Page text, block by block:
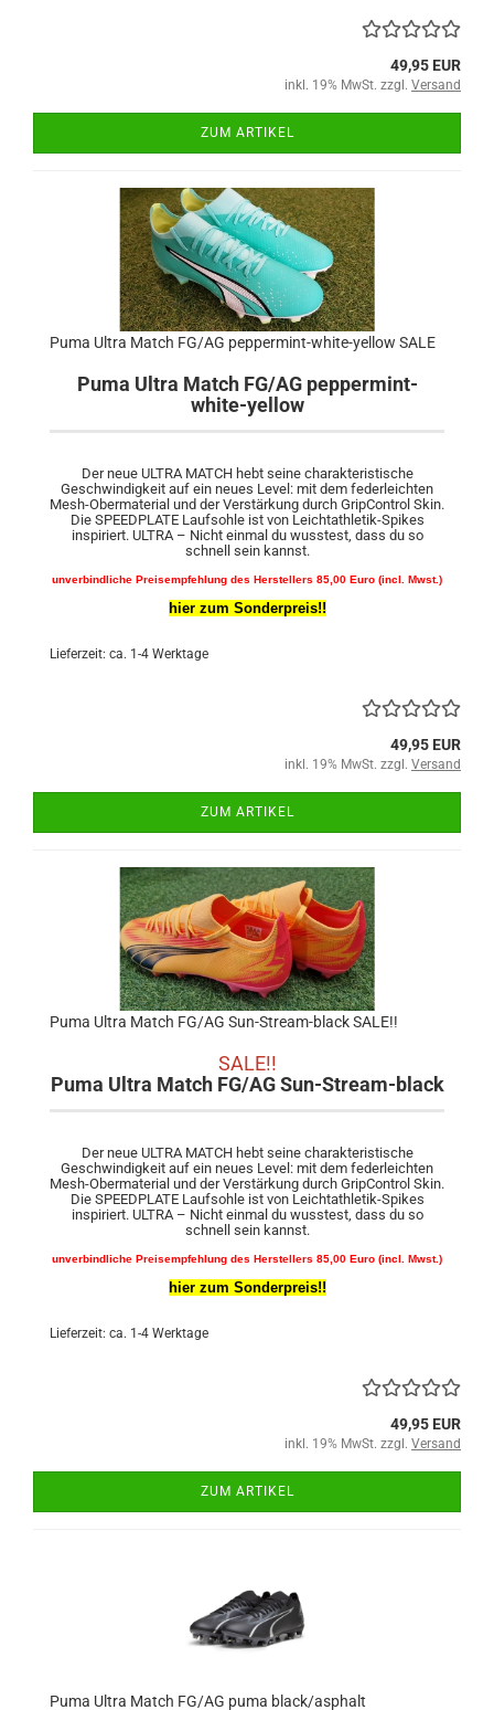
49,95 EUR
inkl. 19% MwSt. zzgl. Versand
ZUM ARTIKEL
Puma Ultra Match FG/AG peppermint-white-yellow SALE
Puma Ultra Match FG/AG peppermint-
white-yellow
Der neue ULTRA MATCH hebt seine charakteristische
Geschwindigkeit auf ein neues Level: mit dem federleichten
Mesh-Obermaterial und der Verstärkung durch GripControl Skin.
Die SPEEDPLATE Laufsohle ist von Leichtathletik-Spikes
inspiriert. ULTRA – Nicht einmal du wusstest, dass du so
schnell sein kannst.
unverbindliche Preisempfehlung des Herstellers 85,00 Euro (incl. Mwst.)
hier zum Sonderpreis!!
Lieferzeit: ca. 1-4 Werktage
49,95 EUR
inkl. 19% MwSt. zzgl. Versand
ZUM ARTIKEL
Puma Ultra Match FG/AG Sun-Stream-black SALE!!
SALE!!
Puma Ultra Match FG/AG Sun-Stream-black
Der neue ULTRA MATCH hebt seine charakteristische
Geschwindigkeit auf ein neues Level: mit dem federleichten
Mesh-Obermaterial und der Verstärkung durch GripControl Skin.
Die SPEEDPLATE Laufsohle ist von Leichtathletik-Spikes
inspiriert. ULTRA – Nicht einmal du wusstest, dass du so
schnell sein kannst.
unverbindliche Preisempfehlung des Herstellers 85,00 Euro (incl. Mwst.)
hier zum Sonderpreis!!
Lieferzeit: ca. 1-4 Werktage
49,95 EUR
inkl. 19% MwSt. zzgl. Versand
ZUM ARTIKEL
Puma Ultra Match FG/AG puma black/asphalt